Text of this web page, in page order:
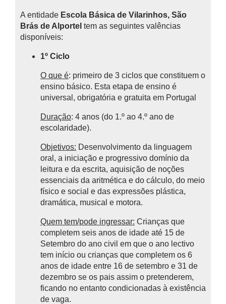
A entidade Escola Básica de Vilarinhos, São
Brás de Alportel tem as seguintes valências
disponíveis:
1º Ciclo
O que é: primeiro de 3 ciclos que constituem o
ensino básico. Esta etapa de ensino é
universal, obrigatória e gratuita em Portugal
Duração: 4 anos (do 1.º ao 4.º ano de
escolaridade).
Objetivos: Desenvolvimento da linguagem
oral, a iniciação e progressivo domínio da
leitura e da escrita, aquisição de noções
essenciais da aritmética e do cálculo, do meio
físico e social e das expressões plástica,
dramática, musical e motora.
Quem tem/pode ingressar: Crianças que
completem seis anos de idade até 15 de
Setembro do ano civil em que o ano lectivo
tem início ou crianças que completem os 6
anos de idade entre 16 de setembro e 31 de
dezembro se os pais assim o pretenderem,
ficando no entanto condicionadas à existência
de vaga.